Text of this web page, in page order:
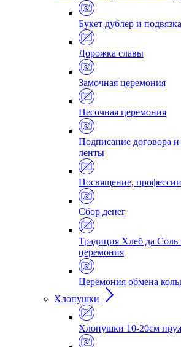
Букет дублер и подвязка
Дорожка славы
Замочная церемония
Песочная церемония
Подписание договора и
ленты
Посвящение, профессии
Сбор денег
Традиция Хлеб да Соль
церемония
Церемония обмена
Хлопушки
Хлопушки 10-20см